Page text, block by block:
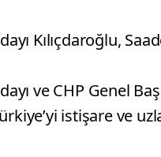
Kılıçdaroğlu,
ve CHP Genel
istişare ve